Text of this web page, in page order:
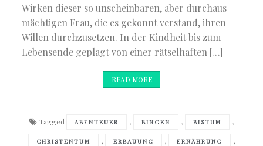
Wirken dieser so unscheinbaren, aber durchaus
mächtigen Frau, die es gekonnt verstand, ihren
Willen durchzusetzen. In der Kindheit bis zum
Lebensende geplagt von einer rätselhaften […]
READ MORE
Tagged ABENTEUER , BINGEN , BISTUM ,
CHRISTENTUM , ERBAUUNG , ERNÄHRUNG ,